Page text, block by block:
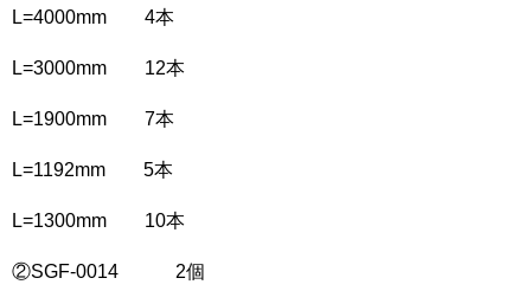
L=4000mm 4本
L=3000mm 12本
L=1900mm 7本
L=1192mm 5本
L=1300mm 10本
②SGF-0014 2個